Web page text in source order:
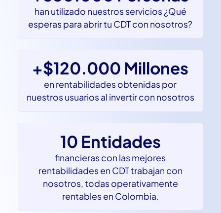
+550.000 Personas
han utilizado nuestros servicios ¿Qué
+$120.000 Millones
10 Entidades
financieras con las mejores
rentabilidades en CDT trabajan con